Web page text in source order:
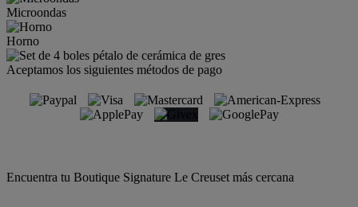
Microondas
Horno
Aceptamos los siguientes métodos de pago
Encuentra tu Boutique Signature Le Creuset más cercana